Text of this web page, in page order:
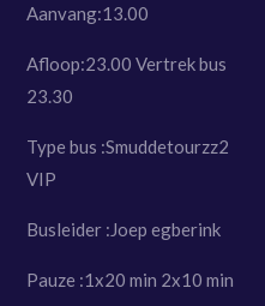
Aanvang:13.00
Afloop:23.00 Vertrek bus
23.30
Type bus :Smuddetourzz2
VIP
Busleider :Joep egberink
Pauze :1x20 min 2x10 min